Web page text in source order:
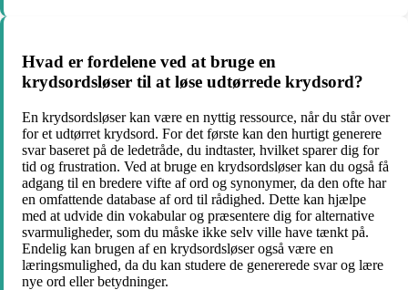
Hvad er fordelene ved at bruge en
krydsordsløser til at løse udtørrede krydsord?
En krydsordsløser kan være en nyttig ressource, når du står over
for et udtørret krydsord. For det første kan den hurtigt generere
svar baseret på de ledetråde, du indtaster, hvilket sparer dig for
tid og frustration. Ved at bruge en krydsordsløser kan du også få
adgang til en bredere vifte af ord og synonymer, da den ofte har
en omfattende database af ord til rådighed. Dette kan hjælpe
med at udvide din vokabular og præsentere dig for alternative
svarmuligheder, som du måske ikke selv ville have tænkt på.
Endelig kan brugen af en krydsordsløser også være en
læringsmulighed, da du kan studere de genererede svar og lære
nye ord eller betydninger.